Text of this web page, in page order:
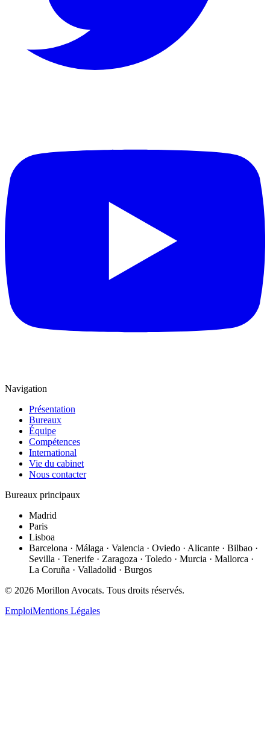
Navigation
Présentation
Bureaux
Équipe
Compétences
International
Vie du cabinet
Nous contacter
Bureaux principaux
Madrid
Paris
Lisboa
Barcelona · Málaga · Valencia · Oviedo · Alicante · Bilbao ·
Sevilla · Tenerife · Zaragoza · Toledo · Murcia · Mallorca ·
La Coruña · Valladolid · Burgos
© 2026 Morillon Avocats. Tous droits réservés.
EmploiMentions Légales